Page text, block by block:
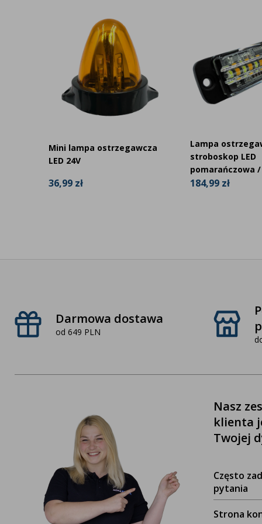
Mini lampa ostrzegawcza
LED 24V
36,99 zł
Lampa
stroboskop LED
pomarańczowa
184,99 zł
Darmowa dostawa
od 649 PLN
Nasz
klienta
Twojej
Często
pytania
Strona